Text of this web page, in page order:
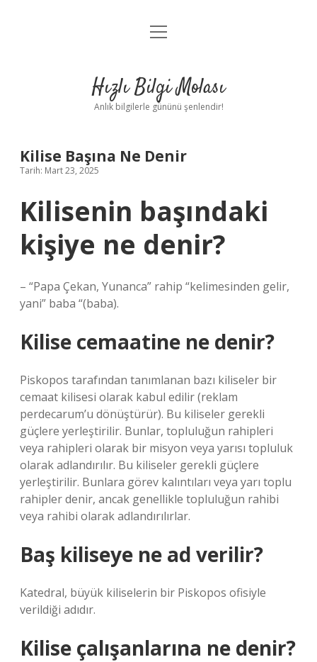
Anasayfa
Yasal Uyarı
menüyü
Hızlı Bilgi Molası
Anlık bilgilerle gününü şenlendir!
Kilise Başına Ne Denir
Tarih: Mart 23, 2025
Kilisenin başındaki
kişiye ne denir?
– “Papa Çekan, Yunanca” rahip “kelimesinden gelir,
yani” baba “(baba).
Kilise cemaatine ne denir?
Piskopos tarafından tanımlanan bazı kiliseler bir
cemaat kilisesi olarak kabul edilir (reklam
perdecarum’u dönüştürür). Bu kiliseler gerekli
güçlere yerleştirilir. Bunlar, topluluğun rahipleri
veya rahipleri olarak bir misyon veya yarısı topluluk
olarak adlandırılır. Bu kiliseler gerekli güçlere
yerleştirilir. Bunlara görev kalıntıları veya yarı toplu
rahipler denir, ancak genellikle topluluğun rahibi
veya rahibi olarak adlandırılırlar.
Baş kiliseye ne ad verilir?
Katedral, büyük kiliselerin bir Piskopos ofisiyle
verildiği adıdır.
Kilise çalışanlarına ne denir?